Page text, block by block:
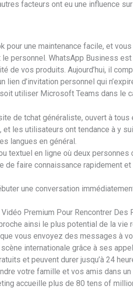
facteurs ont eu une influence
pour une maintenance facile, et
personnel. WhatsApp Business
de vos produits. Aujourd’hui, il
lien d’invitation personnel qui
utiliser Microsoft Teams dans le
de tchat généraliste, ouvert à
et les utilisateurs ont tendance à y
langues en général.
textuel en ligne où deux
de faire connaissance rapidement
une conversation
Premium Pour Rencontrer Des
ainsi le plus potential de la
vous envoyez des messages à
internationale grâce à ses
et peuvent durer jusqu’à 24
votre famille et vos amis dans
accueille plus de 80 tens of